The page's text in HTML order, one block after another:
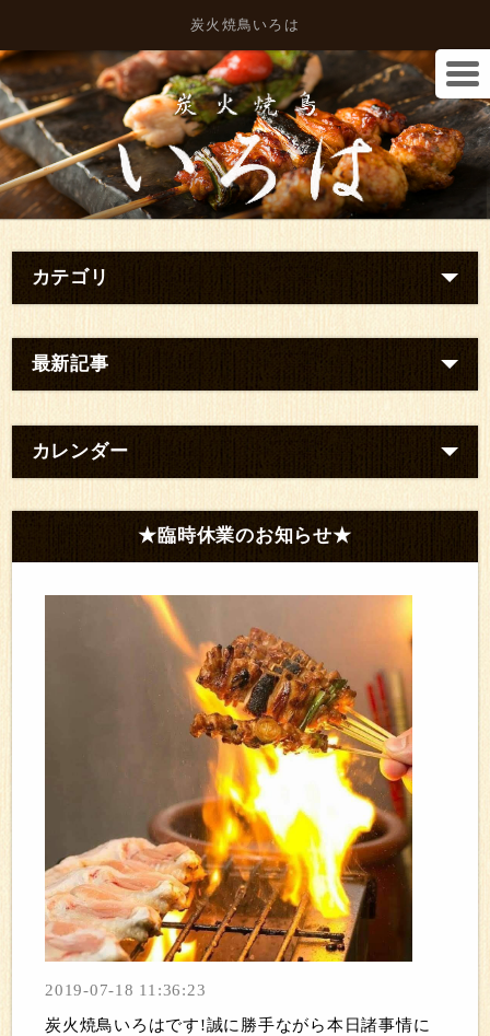
炭火焼鳥いろは
カテゴリ
最新記事
カレンダー
★臨時休業のお知らせ★
2019-07-18 11:36:23
炭火焼鳥いろはです!誠に勝手ながら本日諸事情に